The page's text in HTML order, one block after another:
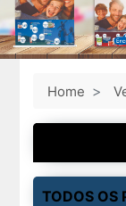
Home
TODOS OS